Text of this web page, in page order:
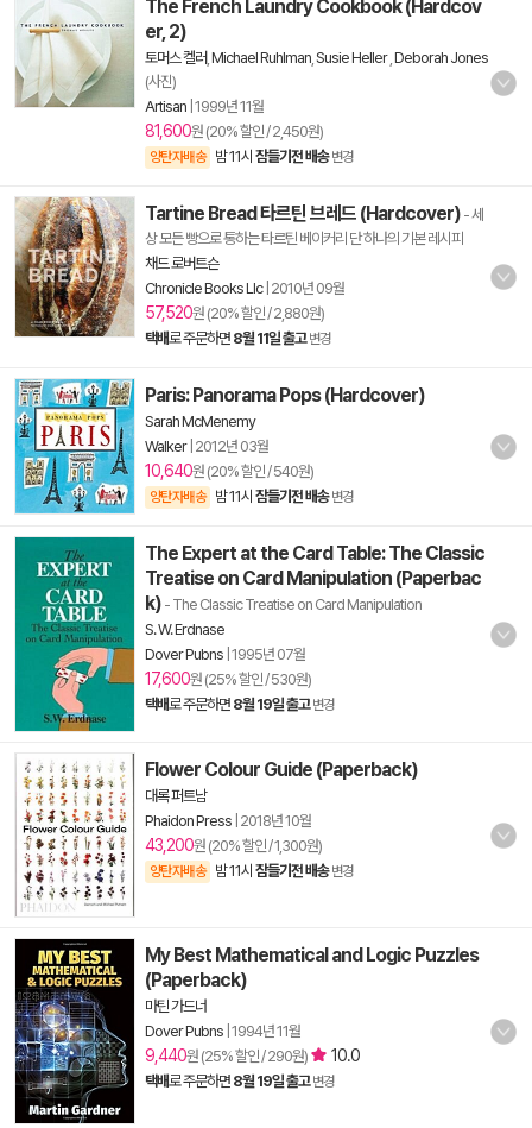
The French Laundry Cookbook (Hardcov
er, 2)
토머스 켈러 Michael Ruhlman Susie Heller, Deborah Jones
(사진)
Artisan 1999년 11월
81,600원 (20% 할인 / 2,450원)
양탄자배송 밤 11시 잠들기전 배송 변경
Tartine Bread 타르틴 브레드 (Hardcover) - 세
상 모든 빵으로 통하는 타르틴 베이커리 단 하나의 기본 레시피
채드 로버트슨
Chronicle Books Llc| 2010년 09월
57,520원 (20% 할인 / 2,880원)
택배로 주문하면 8월 11일 출고 변경
Paris: Panorama Pops (Hardcover)
Sarah McMenemy
Walker| 2012년 03월
10,640원 (20% 할인 / 540원)
양탄자배송 밤 11시 잠들기전 배송 변경
The Expert at the Card Table: The Classic
Treatise on Card Manipulation (Paperbac
k) - The Classic Treatise on Card Manipulation
S. W. Erdnase
Dover Pubns 1995년 07월
17,600원 (25% 할인 / 530원)
택배로 주문하면 8월 19일 출고 변경
Flower Colour Guide (Paperback)
대록 퍼트남
Phaidon Press 2018년 10월
43,200원 (20% 할인 / 1,300원)
양탄자배송 밤 11시 잠들기전 배송 변경
My Best Mathematical and Logic Puzzles
(Paperback)
마틴 가드너
Dover Pubns 1994년 11월
9,440원 (25% 할인 / 290원) 10.0
택배로 주문하면 8월 19일 출고 변경